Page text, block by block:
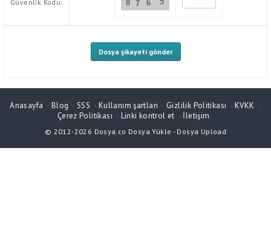
Güvenlik Kodu: 6
8 7
Anasayfa - Blog -SSS - Kullanım şartları - Gizlilik Politikası - KVKK -
Çerez Politikası - Linki kontrol et - İletişim
© 2012-2026 Dosya.co Dosya Yükle - Dosya Upload